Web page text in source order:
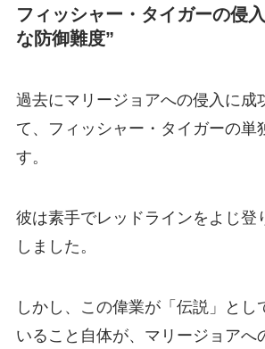
フィッシャー・タイガーの侵
な防御難度”
過去にマリージョアへの侵入に成
て、フィッシャー・タイガーの単
す。
彼は素手でレッドラインをよじ登
しました。
しかし、この偉業が「伝説」とし
いること自体が、マリージョアへ